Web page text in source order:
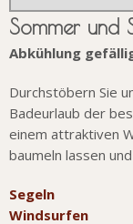
Sommer und
Abkühlung
Durchstöbern Sie
Badeurlaub der
einem attraktiven
baumeln lassen
Segeln
Windsurfen